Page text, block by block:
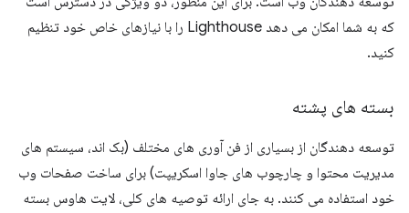
که به شما امکان می دهد Lighthouse را با نیازهای خاص خود تنظیم
کنید.
بسته های پشته
توسعه دهندگان از بسیاری از فن آوری های مختلف (بک اند، سیستم های
مدیریت محتوا و چارچوب های جاوا اسکریپت) برای ساخت صفحات وب
خود استفاده می کنند. به جای ارائه توصیه های کلی، لایت هاوس بسته